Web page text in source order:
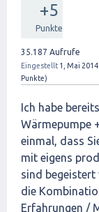
+5
Punkte
35.187 Aufrufe
Eingestellt 1, Mai 2014
Punkte)
Ich habe
Wärmepumpe
einmal, dass
mit eigens
sind
die
Erfahrungen /